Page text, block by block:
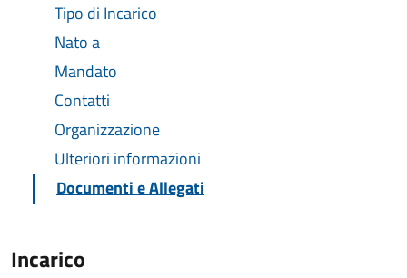
Tipo di Incarico
Nato a
Mandato
Contatti
Organizzazione
Ulteriori informazioni
Documenti e Allegati
Incarico